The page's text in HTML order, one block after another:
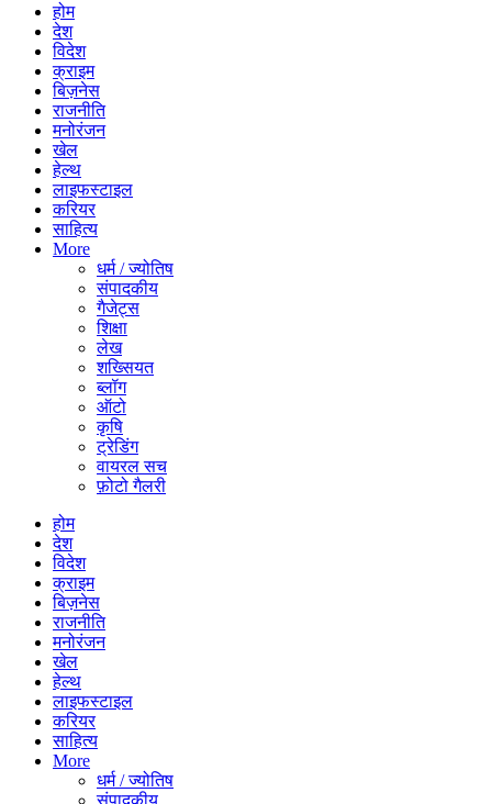
होम
देश
विदेश
क्राइम
बिज़नेस
राजनीति
मनोरंजन
खेल
हेल्थ
लाइफस्टाइल
करियर
साहित्य
More
धर्म / ज्योतिष
संपादकीय
गैजेट्स
शिक्षा
लेख
शख्सियत
ब्लॉग
ऑटो
कृषि
ट्रेडिंग
वायरल सच
फ़ोटो गैलरी
होम
देश
विदेश
क्राइम
बिज़नेस
राजनीति
मनोरंजन
खेल
हेल्थ
लाइफस्टाइल
करियर
साहित्य
More
धर्म / ज्योतिष
संपादकीय